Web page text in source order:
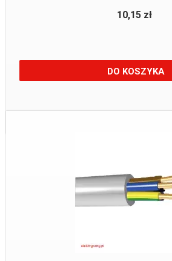
10,15 zł
DO KOSZYKA
Dostępne:1176 m.